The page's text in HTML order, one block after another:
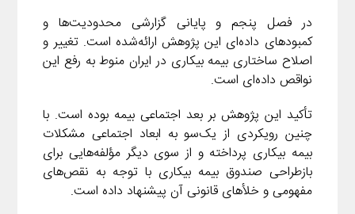
در فصل پنجم و پایانی گزارشی محدودیت‌ها و
کمبودهای داده‌ای این پژوهش ارائه‌شده است. تغییر و
اصلاح ساختاری بیمه بیکاری در ایران منوط به رفع این
نواقص داده‌ای است.
تأکید این پژوهش بر بعد اجتماعی بیمه بوده است. با
چنین رویکردی از یک‌سو به ابعاد اجتماعی مشکلات
بیمه بیکاری پرداخته و از سوی دیگر مؤلفه‌هایی برای
بازطراحی صندوق بیمه بیکاری با توجه به نقص‌های
مفهومی و خلأهای قانونی آن پیشنهاد داده است.